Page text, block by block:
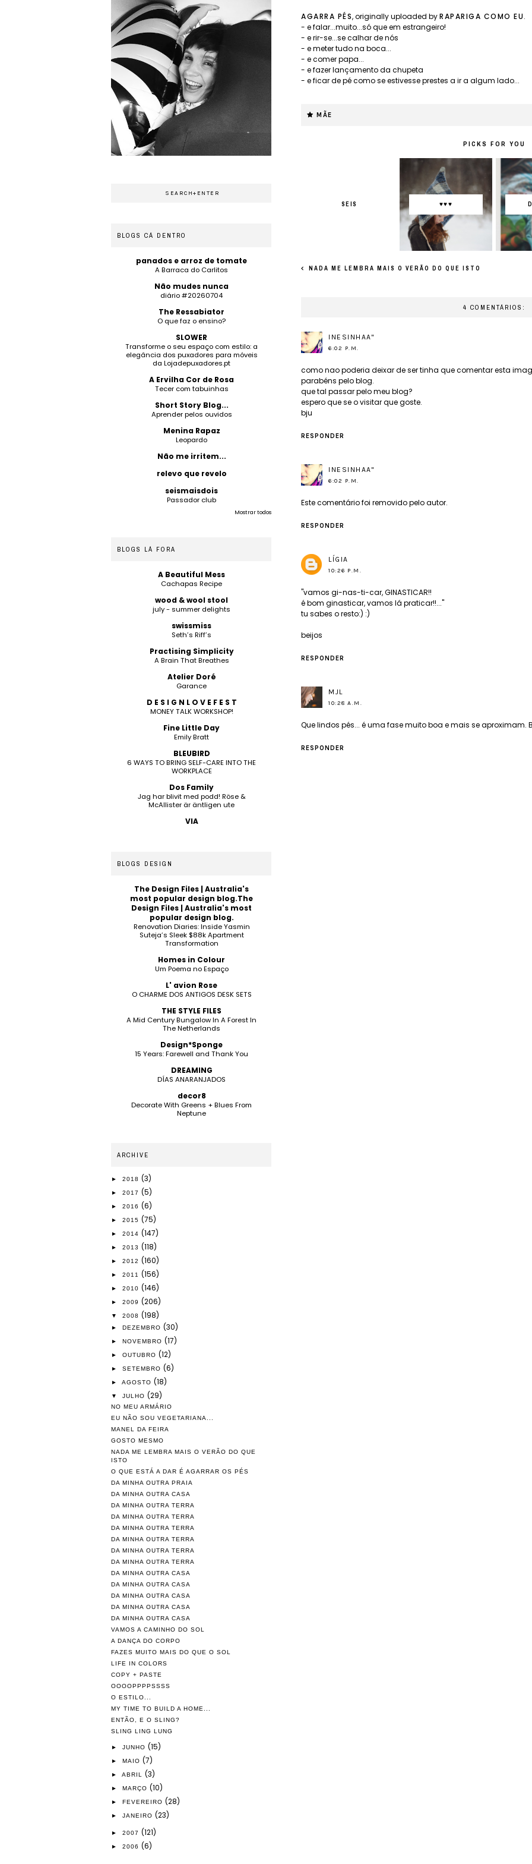
AGARRA PÉS, originally uploaded byRAPARIGA COMO EU.
- e falar...muito...só que em estrangeiro!
- e rir-se...se calhar de nós
- e meter tudo na boca...
- e comer papa...
- e fazer lançamento da chupeta
- e ficar de pé como se estivesse prestes a ir a algum lado...
MÃE
PICKS FOR YOU
SEIS ♥♥♥
NADA ME LEMBRA MAIS O VERÃO DO QUE ISTO
4 COMENTÁRIOS:
INESINHAA''
6:02 P.M.
como nao poderia deixar de ser tinha que comentar esta
parabéns pelo blog.
que tal passar pelo meu blog?
espero que se o visitar que goste.
bju
RESPONDER
INESINHAA''
6:02 P.M.
Este comentário foi removido pelo autor.
RESPONDER
LÍGIA
10:26 P.M.
"vamos gi-nas-ti-car, GINASTICAR!!
é bom ginasticar, vamos lá praticar!!..."
tu sabes o resto:) :)
beijos
RESPONDER
MJL
10:28 A.M.
Que lindos pés... é uma fase muito boa e mais se aproximam.
RESPONDER
BLOGS CÁ DENTRO
panados e arroz de tomate
A Barraca do Carlitos
Não mudes nunca
diário #20260704
The Ressabiator
O que faz o ensino?
SLOWER
Transforme o seu espaço com estilo: a
elegância dos puxadores para móveis
da Lojadepuxadores.pt
A Ervilha Cor de Rosa
Tecer com tabuinhas
Short Story Blog...
Aprender pelos ouvidos
Menina Rapaz
Leopardo
Não me irritem...
relevo que revelo
seismaisdois
Passador club
Mostrar todos
BLOGS LÁ FORA
A Beautiful Mess
Cachapas Recipe
wood & wool stool
july - summer delights
swissmiss
Seth’s Riff’s
Practising Simplicity
A Brain That Breathes
Atelier Doré
Garance
D E S I G N L O V E F E S T
MONEY TALK WORKSHOP!
Fine Little Day
Emily Bratt
BLEUBIRD
6 WAYS TO BRING SELF-CARE INTO THE
WORKPLACE
Dos Family
Jag har blivit med podd! Röse &
McAllister är äntligen ute
VIA
BLOGS DESIGN
The Design Files | Australia's
most popular design blog.The
Design Files | Australia's most
popular design blog.
Renovation Diaries: Inside Yasmin
Suteja’s Sleek $88k Apartment
Transformation
Homes in Colour
Um Poema no Espaço
L' avion Rose
O CHARME DOS ANTIGOS DESK SETS
THE STYLE FILES
A Mid Century Bungalow In A Forest In
The Netherlands
Design*Sponge
15 Years: Farewell and Thank You
DREAMING
DÍAS ANARANJADOS
decor8
Decorate With Greens + Blues From
Neptune
ARCHIVE
► 2018 (3)
► 2017 (5)
► 2016 (6)
► 2015 (75)
► 2014 (147)
► 2013 (118)
► 2012 (160)
► 2011 (156)
► 2010 (146)
► 2009 (206)
▼ 2008 (198)
► DEZEMBRO (30)
► NOVEMBRO (17)
► OUTUBRO (12)
► SETEMBRO (6)
► AGOSTO (18)
▼ JULHO (29)
NO MEU ARMÁRIO
EU NÃO SOU VEGETARIANA...
MANEL DA FEIRA
GOSTO MESMO
NADA ME LEMBRA MAIS O VERÃO DO QUE
ISTO
O QUE ESTÁ A DAR É AGARRAR OS PÉS
DA MINHA OUTRA PRAIA
DA MINHA OUTRA CASA
DA MINHA OUTRA TERRA
DA MINHA OUTRA TERRA
DA MINHA OUTRA TERRA
DA MINHA OUTRA TERRA
DA MINHA OUTRA TERRA
DA MINHA OUTRA TERRA
DA MINHA OUTRA CASA
DA MINHA OUTRA CASA
DA MINHA OUTRA CASA
DA MINHA OUTRA CASA
DA MINHA OUTRA CASA
VAMOS A CAMINHO DO SOL
A DANÇA DO CORPO
FAZES MUITO MAIS DO QUE O SOL
LIFE IN COLORS
COPY + PASTE
OOOOPPPPSSSS
O ESTILO...
MY TIME TO BUILD A HOME...
ENTÃO, E O SLING?
SLING LING LUNG
► JUNHO (15)
► MAIO (7)
► ABRIL (3)
► MARÇO (10)
► FEVEREIRO (28)
► JANEIRO (23)
► 2007 (121)
► 2006 (6)